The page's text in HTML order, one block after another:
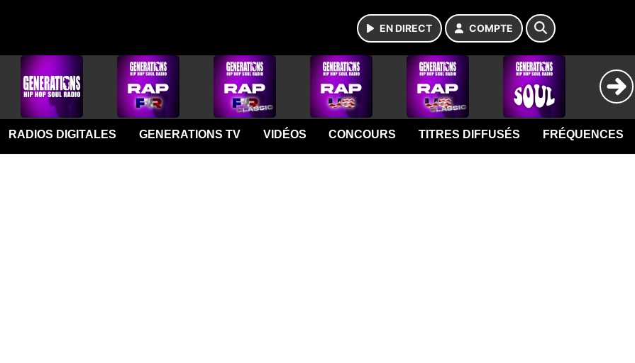
EN DIRECT COMPTE
RADIOS DIGITALES GENERATIONS TV VIDÉOS CONCOURS TITRES DIFFUSÉS FRÉQUENCES